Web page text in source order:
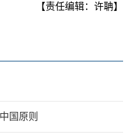
【责任编辑：许聃】
国原则